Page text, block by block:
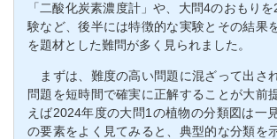
「二酸化炭素濃度計」や、大問4のおもり
験など、後半には特徴的な実験とその結果
を題材とした難問が多く見られました。
まずは、難度の高い問題に混ざって出さ
問題を短時間で確実に正解することが大前
えば2024年度の大問1の植物の分類図は一
の要素をよく見てみると、典型的な分類を